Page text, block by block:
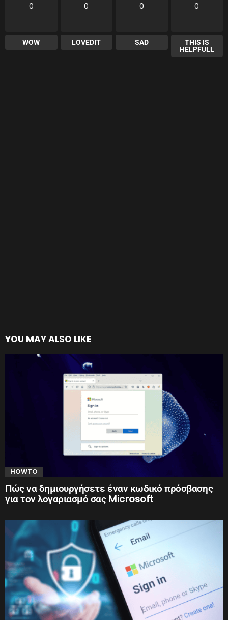
0
WOW
0
LOVEDIT
0
SAD
0
THIS IS
HELPFULL
YOU MAY ALSO LIKE
HOWTO
Πώς να δημιουργήσετε έναν κωδικό πρόσβασης
για τον λογαριασμό σας Microsoft